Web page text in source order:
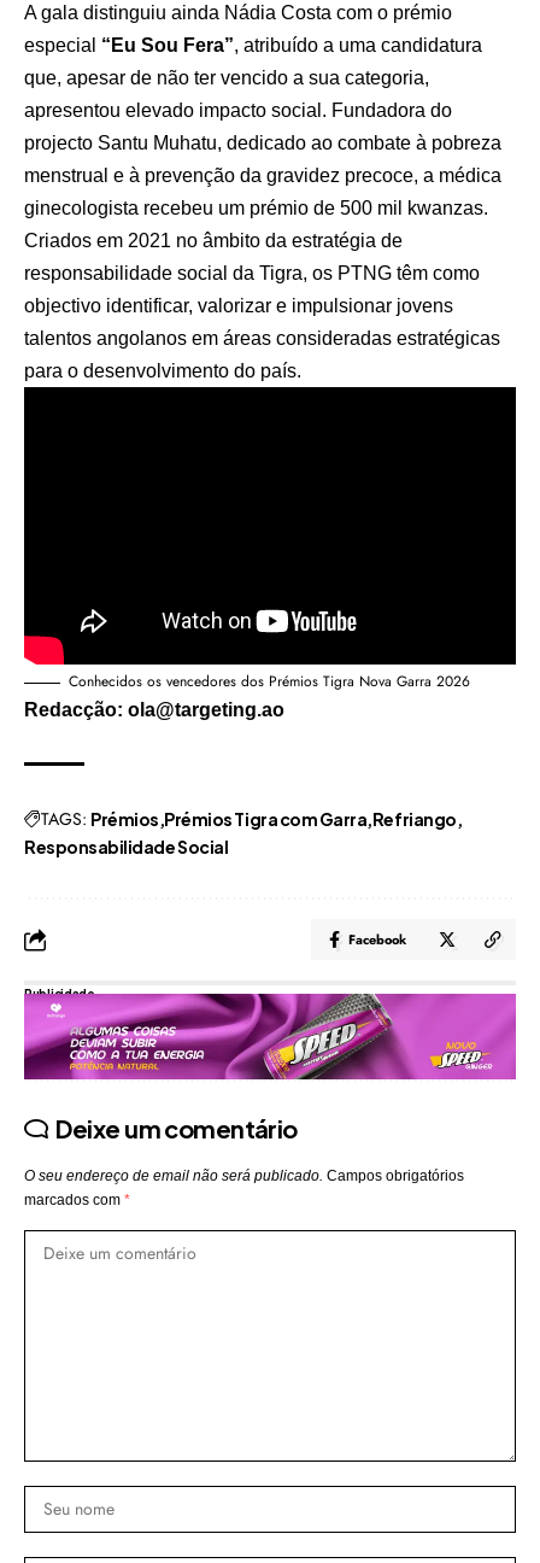
A gala distinguiu ainda Nádia Costa com o prémio
especial “Eu Sou Fera”, atribuído a uma candidatura
que, apesar de não ter vencido a sua categoria,
apresentou elevado impacto social. Fundadora do
projecto Santu Muhatu, dedicado ao combate à pobreza
menstrual e à prevenção da gravidez precoce, a médica
ginecologista recebeu um prémio de 500 mil kwanzas.
Criados em 2021 no âmbito da estratégia de
responsabilidade social da Tigra, os PTNG têm como
objectivo identificar, valorizar e impulsionar jovens
talentos angolanos em áreas consideradas estratégicas
para o desenvolvimento do país.
Conhecidos os vencedores dos Prémios Tigra Nova Garra 2026
Redacção: ola@targeting.ao
TAGS: Prémios Prémios Tigra com Garra Refriango
Responsabilidade Social
Facebook
Publicidade
Deixe um comentário
O seu endereço de email não será publicado. Campos obrigatórios
marcados com *